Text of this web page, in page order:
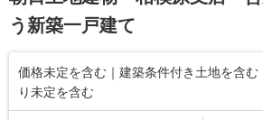
う新築一戸建て
価格未定を含む｜建築条件付き土地を含む
り未定を含む